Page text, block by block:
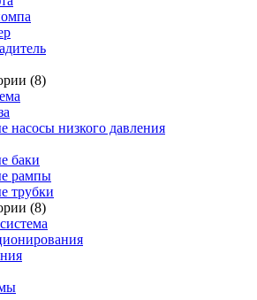
(8)
насосы низкого давления
баки
рампы
трубки
(8)